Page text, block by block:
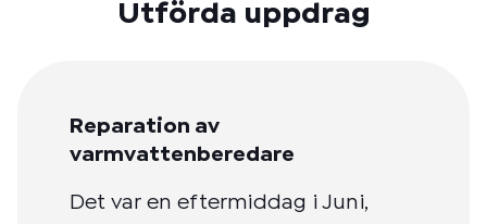
Utförda uppdrag
Reparation av
varmvattenberedare
Det var en eftermiddag i Juni,